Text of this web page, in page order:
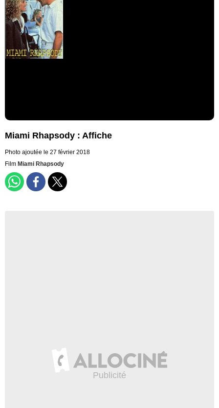
Miami Rhapsody : Affiche
Photo ajoutée le 27 février 2018
Film Miami Rhapsody